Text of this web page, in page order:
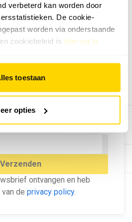
verbeterd kan worden door
De cookie-
worden via onderstaande
cookiebeleid is hier na te
toestaan
opties
ONZE
het laatste nieuws!
Verzenden
ontvangen en heb
de privacy policy.
je van onze website vindt.
Uitgeverij